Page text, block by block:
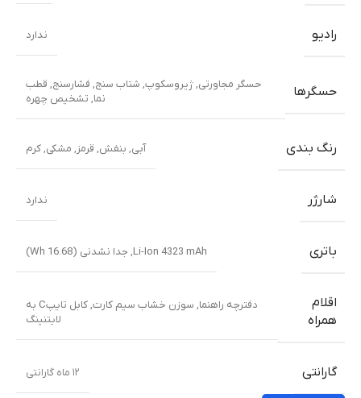
رادیو ندارد
حسگرها حسگر مجاورتی,ژیروسکوپ, شتاب سنج, فشارسنج, قطب
نما, تشخیص چهره
رنگ بندی آبی, بنفش, قرمز, مشکی,کرم
شارژر ندارد
باتری Li-Ion 4323 mAh, جدا نشدنی (16.68 Wh)
اقلام
همراه
دفترچه راهنما, سوزن خشاب سیم کارت,
کابل تایپC به
لایتنینگ
گارانتی ۱۲ ماه گارانتی